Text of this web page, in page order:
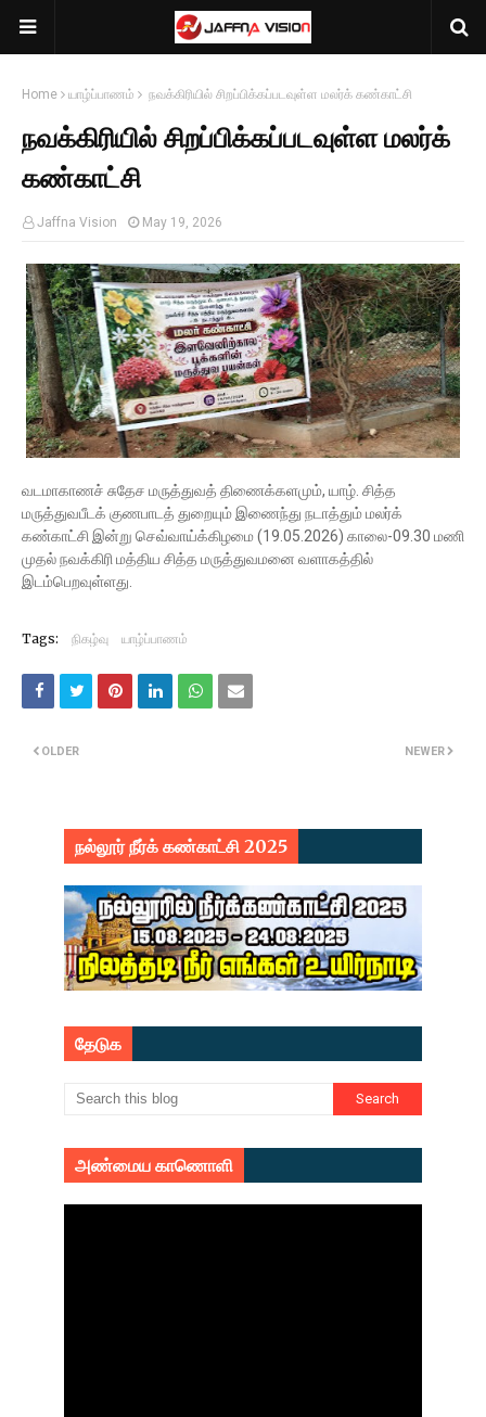
Home யாழ்ப்பாணம் நவக்கிரியில் சிறப்பிக்கப்படவுள்ள மலர்க் கண்காட்சி
நவக்கிரியில் சிறப்பிக்கப்படவுள்ள மலர்க்
கண்காட்சி
Jaffna Vision May 19, 2026
வடமாகாணச் சுதேச மருத்துவத் திணைக்களமும், யாழ். சித்த
மருத்துவபீடக் குணபாடத் துறையும் இணைந்து நடாத்தும் மலர்க்
கண்காட்சி இன்று செவ்வாய்க்கிழமை (19.05.2026) காலை-09.30 மணி
முதல் நவக்கிரி மத்திய சித்த மருத்துவமனை வளாகத்தில்
இடம்பெறவுள்ளது.
Tags: நிகழ்வு யாழ்ப்பாணம்
NEWER
OLDER
நல்லூர் நீர்க் கண்காட்சி 2025
தேடுக
அண்மைய காணொளி